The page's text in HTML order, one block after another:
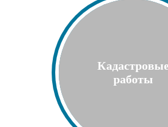
работы